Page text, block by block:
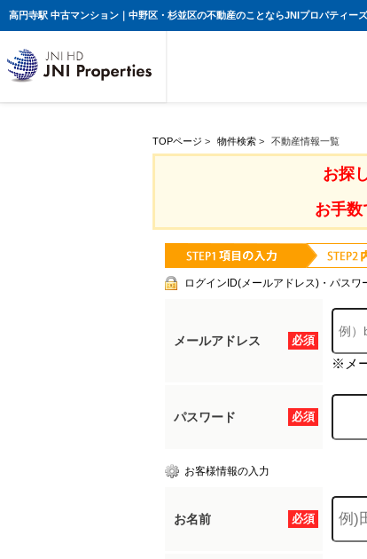
高円寺駅 中古マンション｜中野区・杉並区の不動産のことならJNIプロパティー
TOPページ > 物件検索 > 不動産情報一覧
お探
お手数
ログインID(メールアドレス)・パスワ
必須
メールアドレス
※メ
必須
パスワード
お客様情報の入力
必須
お名前